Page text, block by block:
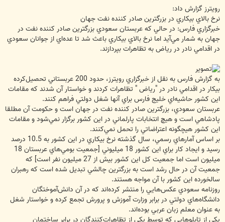
ت
رويترز گزارش داد:
نرخ بالاي بيكاري در بزرگترين صادر كننده نفت جهان
خبرگزاري فارس: در حالي كه عربستان سعودي بزرگترين صادر كننده نفت در
جهان به شمار مي‌آيد اما نرخ بالاي بيكاري باعث شد تا عده‌اي از جوانان سعودي
در اقدامي نادر در رياض به تظاهرات بپردازند.
به گزارش فارس به نقل از خبرگزاري رويترز، حدود 200 عربستاني تحصيل‌كرده
بيكار در اقدامي نادر در "رياض " تظاهرات كردند و خواستار آن شدند كه مقامات
اين كشور حاشيه‌اي خليج فارس براي آنها شغل دولتي فراهم كنند.
عربستان سعودي، بزرگترين صادر كننده نفت در جهان است و حكومت آن مطلقا
پادشاهي است و هيچ انتخابات پارلماني در اين كشور برگزار نمي‌شود و مقامات
اين كشور هيچگونه اعتراضاتي را تحمل نمي‌كنند.
بر اساس آمارهاي رسمي، سال گذشته نرخ بيكاري در اين كشور به 10.5 درصد
رسيد و ايجاد كار براي اين كشور 18 ميليوني [جمعيت بومي‌هاي عربستان 18
ميليون است اما جمعيت كل اين كشور بيش از 27 ميليون نفر است] كه
جمعيت آن در حال رشد است به بزرگترين چالشي تبديل شده است كه رهبران
سالخورده اين كشور با آن مواجه هستند.
روزنامه سعودي عكس‌هايي را منتشر كرده‌اند كه در آن دانش‌آموختگان
دانشگاه‌هاي دولتي در برابر وزارت آموزش و پرورش تجمع كرده و خواستار شغل
به عنوان معلم زبان عربي بوده‌اند.